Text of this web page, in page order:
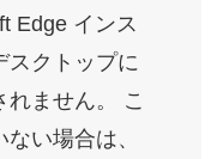
Edge インス
スクトップに
れません。 こ
い場合は、